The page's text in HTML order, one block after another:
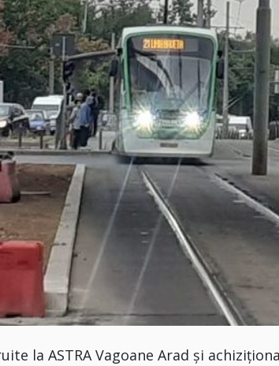
la ASTRA Vagoane Arad și